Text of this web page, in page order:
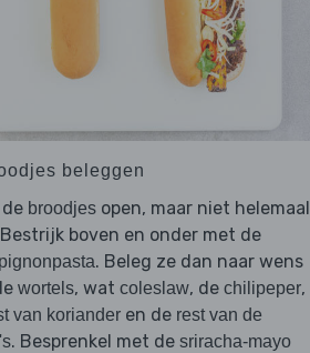
beleggen
broodjes open, maar niet helemaal
boven en onder met de
. Beleg ze dan naar wens
wortels, wat coleslaw, de chilipeper,
van koriander en de rest van de
. Besprenkel met de sriracha-mayo